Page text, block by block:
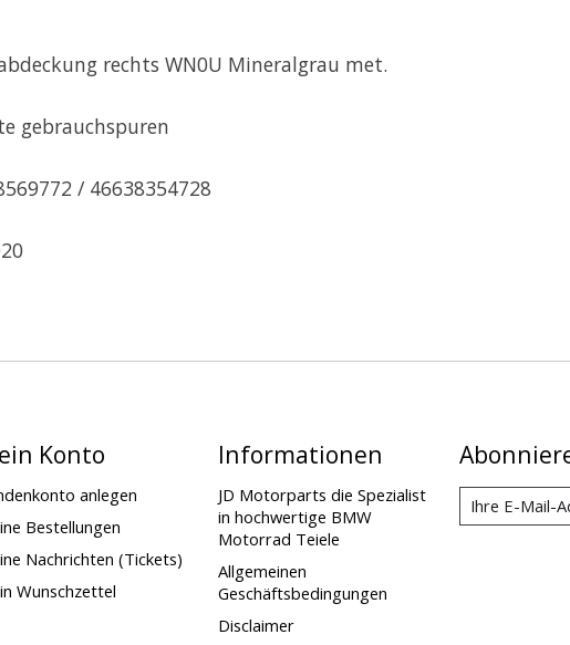
rechts WN0U Mineralgrau met.
gebrauchspuren
/ 46638354728
Konto
anlegen
Bestellungen
Nachrichten (Tickets)
Wunschzettel
Informationen
JD Motorparts die Spezialist
in hochwertige BMW
Motorrad Teiele
Allgemeinen
Geschäftsbedingungen
Disclaimer